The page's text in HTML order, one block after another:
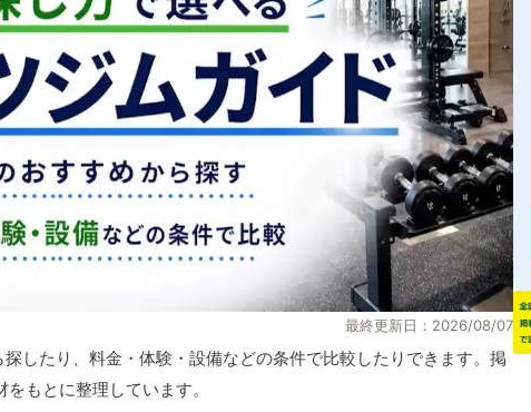
最終更新日：2026/08/07
したり、料金・体験・設備などの条件で比較したりできます。掲
もとに整理しています。